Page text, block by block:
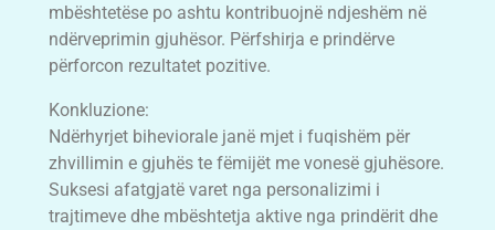
mbështetëse po ashtu kontribuojnë ndjeshëm në
ndërveprimin gjuhësor. Përfshirja e prindërve
përforcon rezultatet pozitive.
Konkluzione:
Ndërhyrjet biheviorale janë mjet i fuqishëm për
zhvillimin e gjuhës te fëmijët me vonesë gjuhësore.
Suksesi afatgjatë varet nga personalizimi i
trajtimeve dhe mbështetja aktive nga prindërit dhe